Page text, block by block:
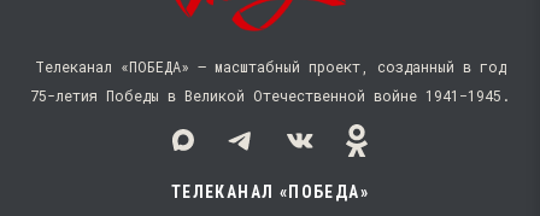
Телеканал «ПОБЕДА» — масштабный проект, созданный в год
75-летия Победы в Великой Отечественной войне 1941−1945.
ТЕЛЕКАНАЛ «ПОБЕДА»